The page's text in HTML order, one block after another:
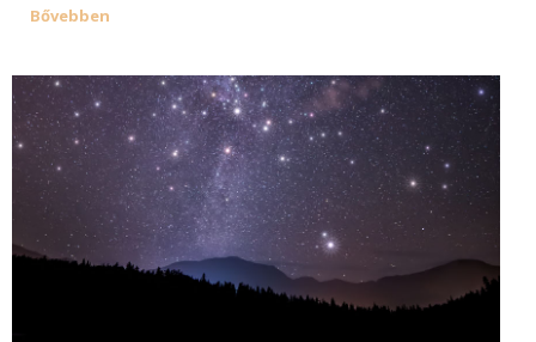
Bővebben